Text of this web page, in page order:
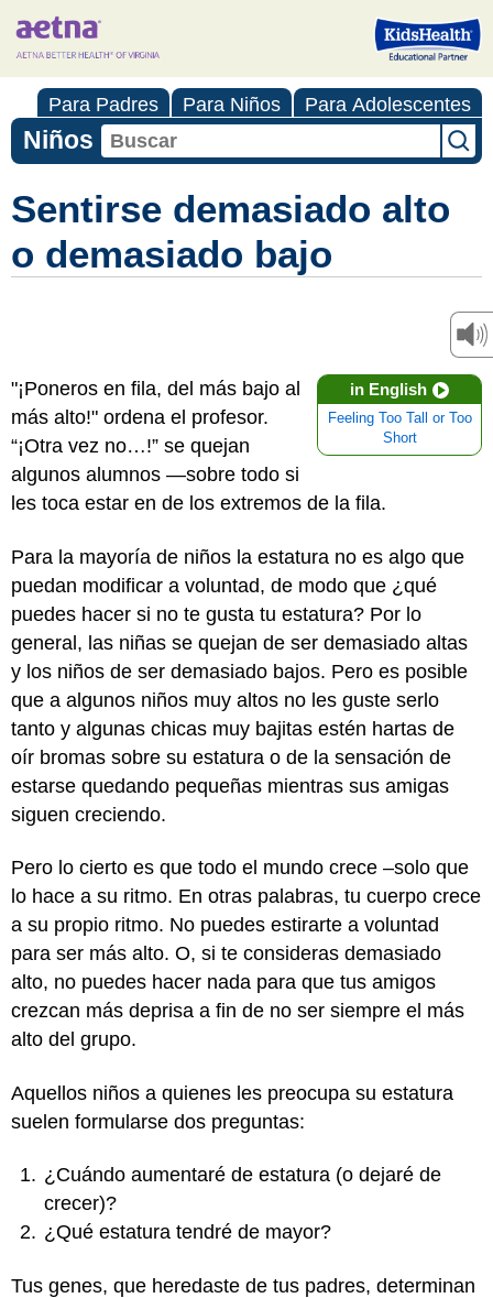
Para Padres Para Niños Para Adolescentes
Niños
Sentirse demasiado alto
o demasiado bajo
in English
Feeling Too Tall or Too
Short
"¡Poneros en fila, del más bajo al
más alto!" ordena el profesor.
“¡Otra vez no…!” se quejan
algunos alumnos —sobre todo si
les toca estar en de los extremos de la fila.
Para la mayoría de niños la estatura no es algo que
puedan modificar a voluntad, de modo que ¿qué
puedes hacer si no te gusta tu estatura? Por lo
general, las niñas se quejan de ser demasiado altas
y los niños de ser demasiado bajos. Pero es posible
que a algunos niños muy altos no les guste serlo
tanto y algunas chicas muy bajitas estén hartas de
oír bromas sobre su estatura o de la sensación de
estarse quedando pequeñas mientras sus amigas
siguen creciendo.
Pero lo cierto es que todo el mundo crece –solo que
lo hace a su ritmo. En otras palabras, tu cuerpo crece
a su propio ritmo. No puedes estirarte a voluntad
para ser más alto. O, si te consideras demasiado
alto, no puedes hacer nada para que tus amigos
crezcan más deprisa a fin de no ser siempre el más
alto del grupo.
Aquellos niños a quienes les preocupa su estatura
suelen formularse dos preguntas:
¿Cuándo aumentaré de estatura (o dejaré de
crecer)?
¿Qué estatura tendré de mayor?
Tus genes, que heredaste de tus padres, determinan